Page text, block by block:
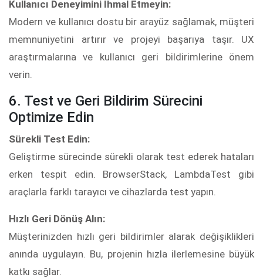
Kullanıcı Deneyimini İhmal Etmeyin:
Modern ve kullanıcı dostu bir arayüz sağlamak, müşteri
memnuniyetini artırır ve projeyi başarıya taşır. UX
araştırmalarına ve kullanıcı geri bildirimlerine önem
verin.
6. Test ve Geri Bildirim Sürecini
Optimize Edin
Sürekli Test Edin:
Geliştirme sürecinde sürekli olarak test ederek hataları
erken tespit edin. BrowserStack, LambdaTest gibi
araçlarla farklı tarayıcı ve cihazlarda test yapın.
Hızlı Geri Dönüş Alın:
Müşterinizden hızlı geri bildirimler alarak değişiklikleri
anında uygulayın. Bu, projenin hızla ilerlemesine büyük
katkı sağlar.